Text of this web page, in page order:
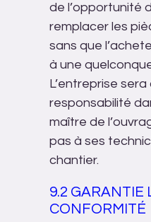
de l’opportunité
remplacer les
sans que
à une
L’entreprise
responsabilité
maître de
pas à ses
chantier.
9.2 GARANTIE
CONFORMITÉ